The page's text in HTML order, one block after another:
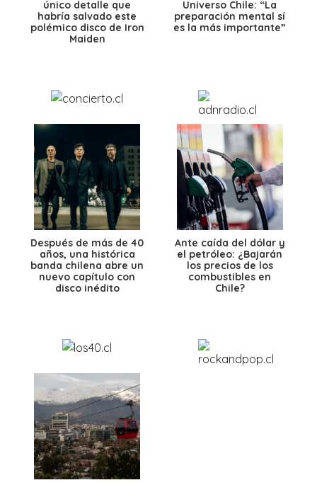
único detalle que
habría salvado este
polémico disco de Iron
Maiden
Universo Chile: “La
preparación mental sí
es la más importante”
Después de más de 40
años, una histórica
banda chilena abre un
nuevo capítulo con
disco inédito
Ante caída del dólar y
el petróleo: ¿Bajarán
los precios de los
combustibles en
Chile?